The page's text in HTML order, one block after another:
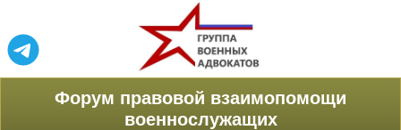
Форум правовой взаимопомощи
военнослужащих